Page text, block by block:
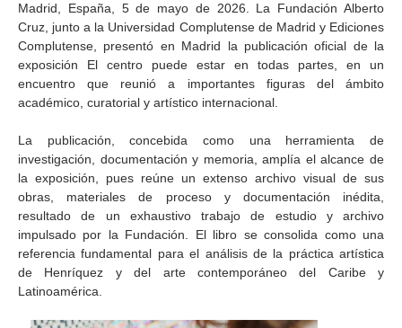
Madrid, España, 5 de mayo de 2026. La Fundación Alberto
Cruz, junto a la Universidad Complutense de Madrid y Ediciones
Complutense, presentó en Madrid la publicación oficial de la
exposición El centro puede estar en todas partes, en un
encuentro que reunió a importantes figuras del ámbito
académico, curatorial y artístico internacional.
La publicación, concebida como una herramienta de
investigación, documentación y memoria, amplía el alcance de
la exposición, pues reúne un extenso archivo visual de sus
obras, materiales de proceso y documentación inédita,
resultado de un exhaustivo trabajo de estudio y archivo
impulsado por la Fundación. El libro se consolida como una
referencia fundamental para el análisis de la práctica artística
de Henríquez y del arte contemporáneo del Caribe y
Latinoamérica.